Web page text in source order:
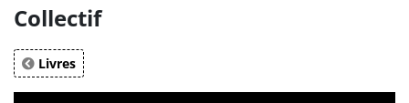
Collectif
Livres